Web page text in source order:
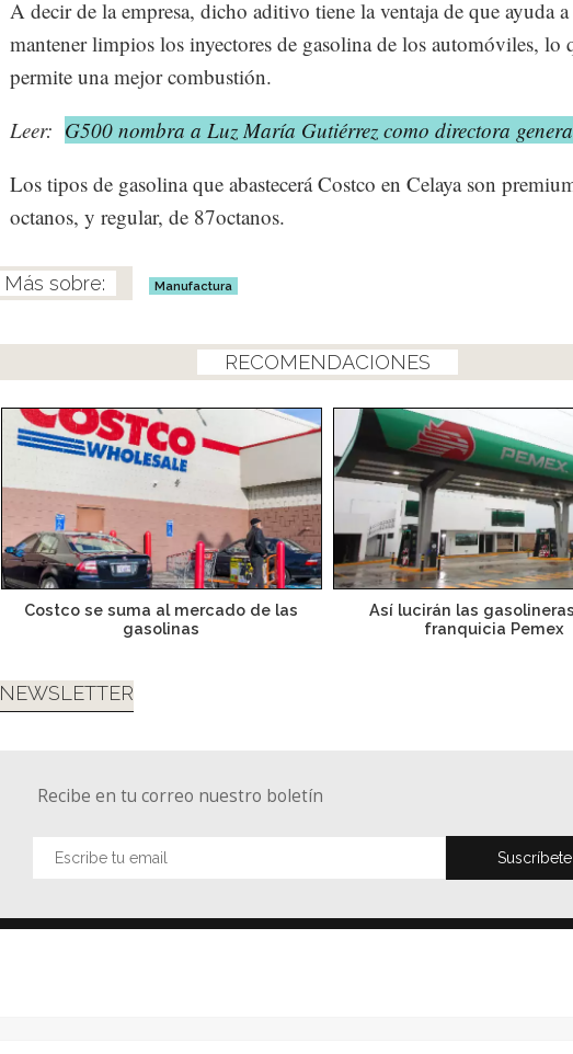
A decir de la empresa, dicho aditivo tiene la ventaja de que ayuda a
mantener limpios los inyectores de gasolina de los automóviles, lo
permite una mejor combustión.
Leer: G500 nombra a Luz María Gutiérrez como directora
Los tipos de gasolina que abastecerá Costco en Celaya son
octanos, y regular, de 87octanos.
Manufactura
RECOMENDACIONES
Costco se suma al mercado de las
gasolinas
Así lucirán las
franquicia Pemex
NEWSLETTER
Recibe en tu correo nuestro boletín